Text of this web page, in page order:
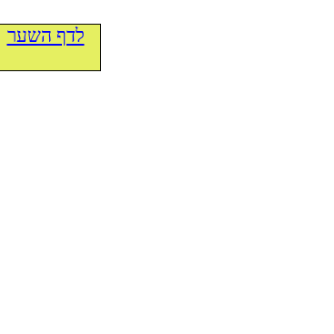
לדף השער